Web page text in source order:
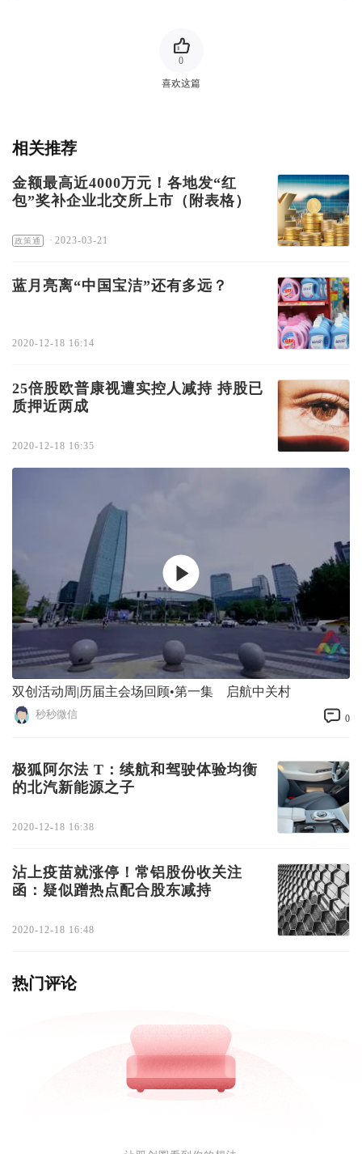
喜欢这篇
0
相关推荐
金额最高近4000万元！各地发“红
包”奖补企业北交所上市（附表格）
政策通 · 2023-03-21
蓝月亮离“中国宝洁”还有多远？
2020-12-18 16:14
25倍股欧普康视遭实控人减持 持股已
质押近两成
2020-12-18 16:35
双创活动周|历届主会场回顾•第一集 启航中关村
秒秒微信 0
极狐阿尔法 T：续航和驾驶体验均衡
的北汽新能源之子
2020-12-18 16:38
沾上疫苗就涨停！常铝股份收关注
函：疑似蹭热点配合股东减持
2020-12-18 16:48
热门评论